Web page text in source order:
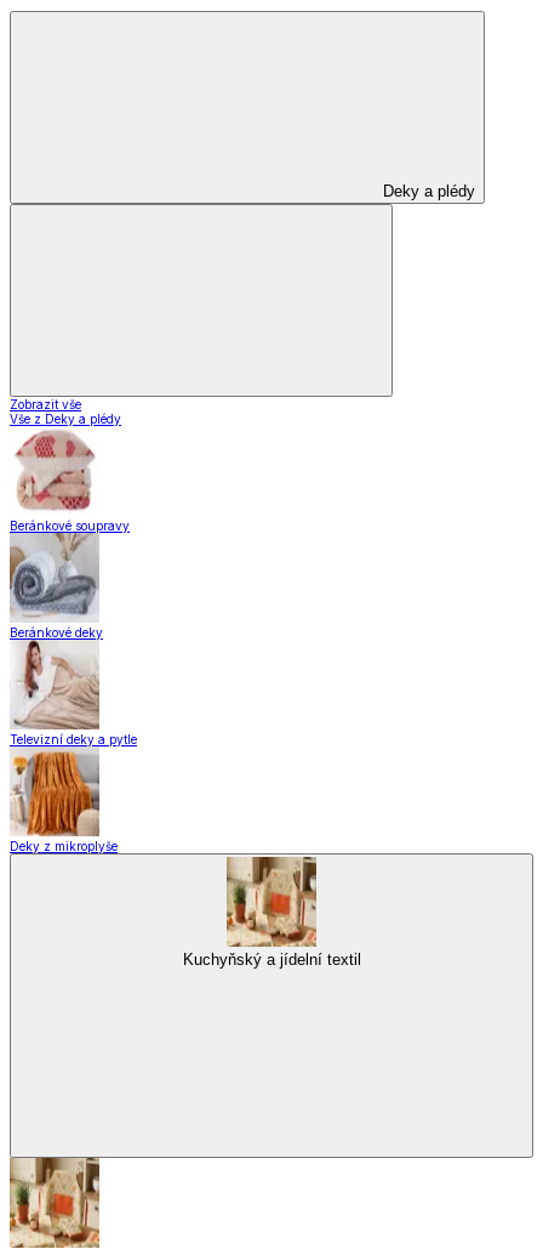
Deky a plédy
Zobrazit vše
Vše z Deky a plédy
Beránkové soupravy
Beránkové deky
Televizní deky a pytle
Deky z mikroplyše
Kuchyňský a jídelní textil